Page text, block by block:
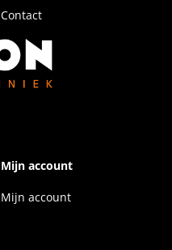
Contact
Mijn account
Mijn account